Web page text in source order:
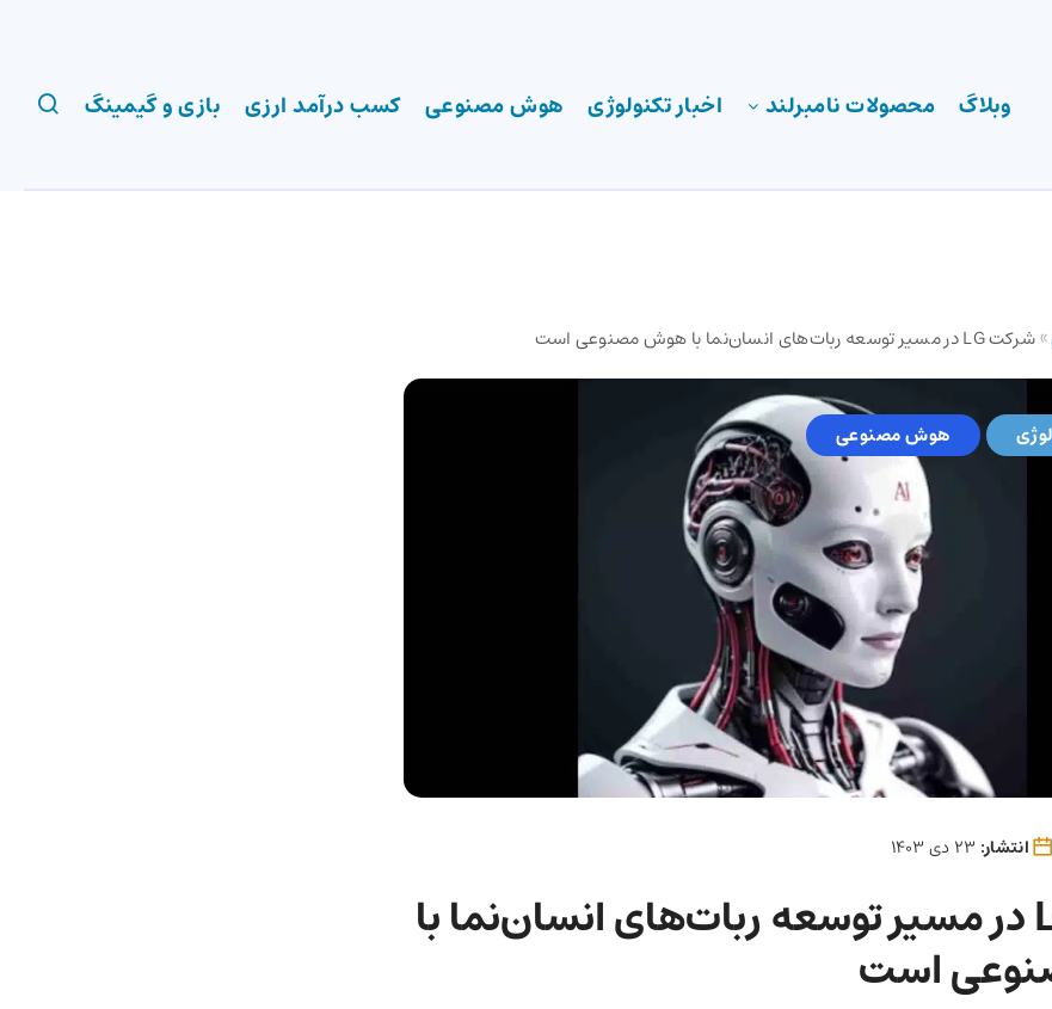
وبلاگ محصولات نامبرلند اخبار تکنولوژی هوش مصنوعی کسب درآمد ارزی بازی و گیمینگ
»شرکت LG در مسیر توسعه ربات‌های انسان‌نما با هوش مصنوعی است
هوش مصنوعی
انتشار:
شرکت LG در مسیر توسعه ربات‌های انسان‌نما با
است